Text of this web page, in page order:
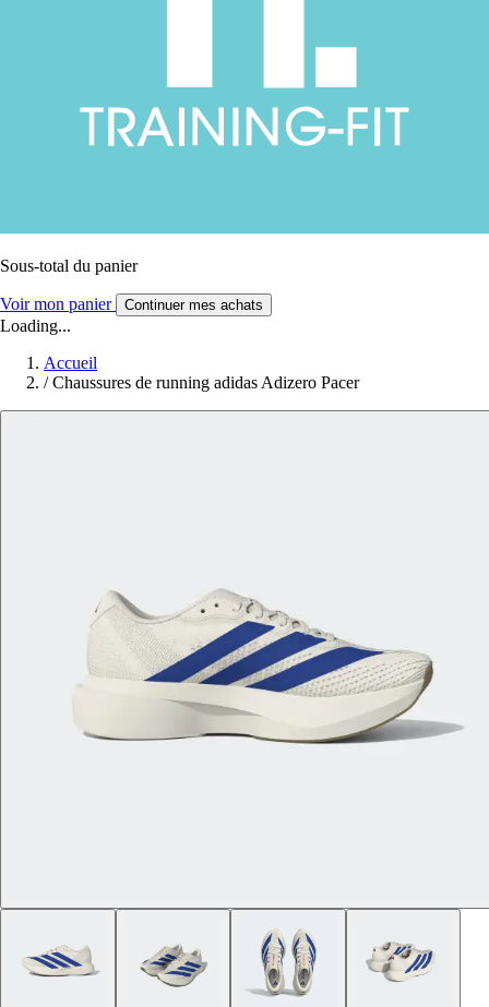
Sous-total du panier
Voir mon panier Continuer mes achats
Loading...
Accueil
/ Chaussures de running adidas Adizero Pacer